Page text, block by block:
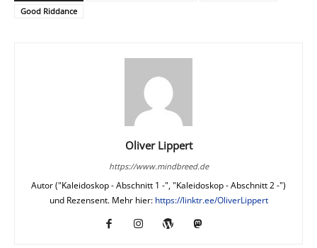
Good Riddance
Oliver Lippert
https://www.mindbreed.de
Autor ("Kaleidoskop - Abschnitt 1 -", "Kaleidoskop - Abschnitt 2 -")
und Rezensent. Mehr hier: https://linktr.ee/OliverLippert